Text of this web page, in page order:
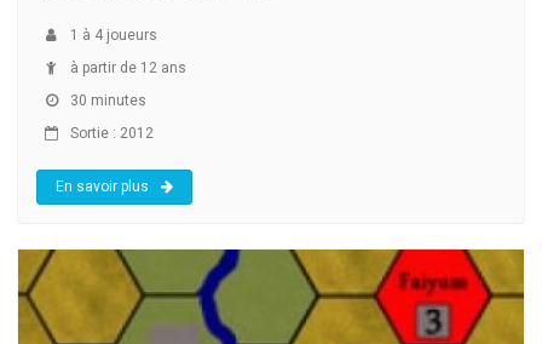
1 à 4 joueurs
à partir de 12 ans
30 minutes
Sortie : 2012
En savoir plus